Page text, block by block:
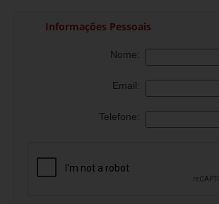
Informações Pessoais
Nome:
Email:
Telefone: